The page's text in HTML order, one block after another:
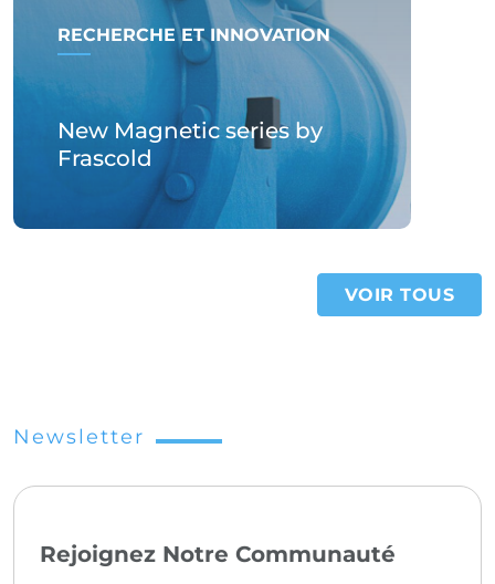
RECHERCHE ET INNOVATION
New Magnetic series by
Frascold
VOIR TOUS
Newsletter
Rejoignez Notre Communauté